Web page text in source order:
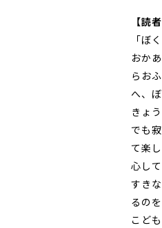
【読
「ぼ
おか
らお
へ、
きょ
でも
て楽
心し
すき
るの
こど